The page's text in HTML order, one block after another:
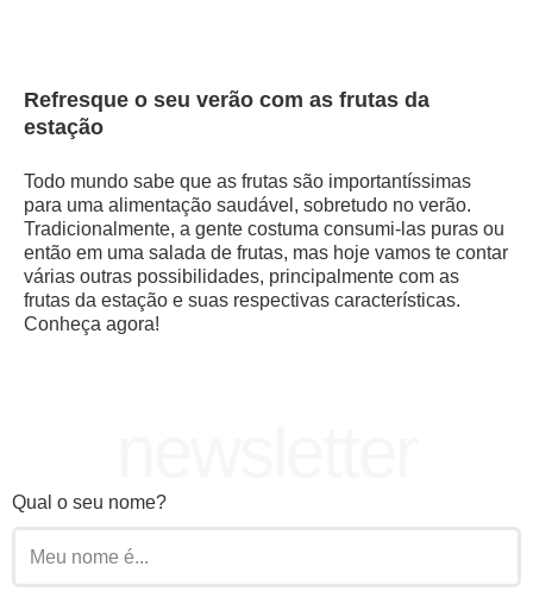
Refresque o seu verão com as frutas da
estação
Todo mundo sabe que as frutas são importantíssimas
para uma alimentação saudável, sobretudo no verão.
Tradicionalmente, a gente costuma consumi-las puras ou
então em uma salada de frutas, mas hoje vamos te contar
várias outras possibilidades, principalmente com as
frutas da estação e suas respectivas características.
Conheça agora!
Qual o seu nome?